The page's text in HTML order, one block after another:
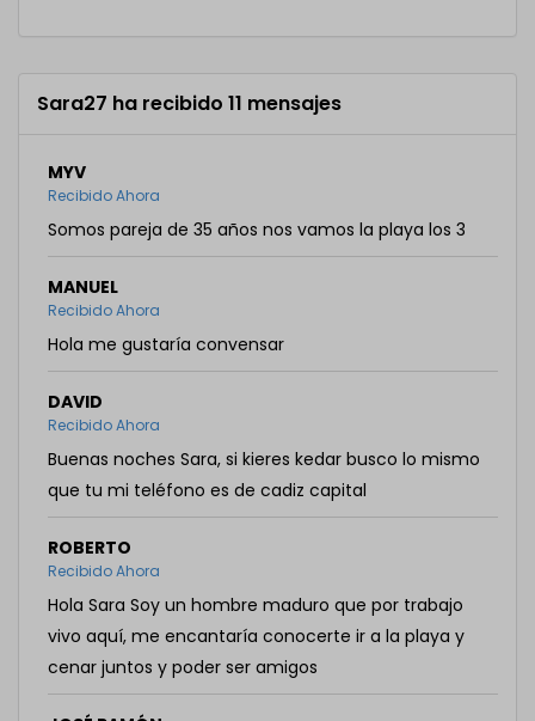
Sara27 ha recibido 11 mensajes
MYV
Recibido Ahora
Somos pareja de 35 años nos vamos la playa los 3
MANUEL
Recibido Ahora
Hola me gustaría convensar
DAVID
Recibido Ahora
Buenas noches Sara, si kieres kedar busco lo mismo
que tu mi teléfono es de cadiz capital
ROBERTO
Recibido Ahora
Hola Sara Soy un hombre maduro que por trabajo
vivo aquí, me encantaría conocerte ir a la playa y
cenar juntos y poder ser amigos